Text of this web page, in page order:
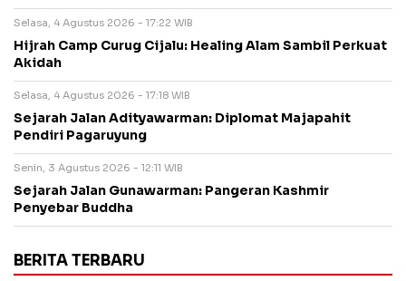
Selasa, 4 Agustus 2026 - 17:22 WIB
Hijrah Camp Curug Cijalu: Healing Alam Sambil Perkuat
Akidah
Selasa, 4 Agustus 2026 - 17:18 WIB
Sejarah Jalan Adityawarman: Diplomat Majapahit
Pendiri Pagaruyung
Senin, 3 Agustus 2026 - 12:11 WIB
Sejarah Jalan Gunawarman: Pangeran Kashmir
Penyebar Buddha
BERITA TERBARU